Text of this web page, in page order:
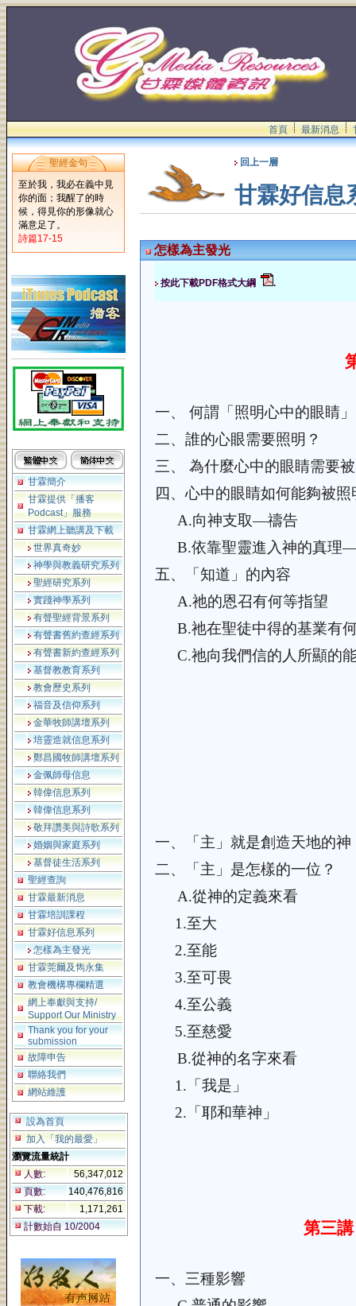
首頁 最新消息
聖經金句
至於我，我必在義中見
你的面；我醒了的時
候，得見你的形像就心
滿意足了。
詩篇17-15
甘霖簡介
甘霖提供「播客
Podcast」服務
甘霖網上聽講及下載
世界真奇妙
神學與教義研究系列
聖經研究系列
實踐神學系列
有聲聖經背景系列
有聲書舊約查經系列
有聲書新約查經系列
基督教教育系列
教會歷史系列
福音及信仰系列
金華牧師講壇系列
培靈造就信息系列
鄭昌國牧師講壇系列
金佩師母信息
韓偉信息系列
韓偉信息系列
敬拜讚美與詩歌系列
婚姻與家庭系列
基督徒生活系列
聖經查詢
甘霖最新消息
甘霖培訓課程
甘霖好信息系列
怎樣為主發光
甘霖莞爾及雋永集
教會機構專欄精選
網上奉獻與支持/
Support Our Ministry
Thank you for your
submission
故障申告
聯絡我們
網站維護
設為首頁
加入「我的最愛」
瀏覽流量統計
人數:
56,347,012
頁數:
140,476,816
下載:
1,171,261
計數始自 10/2004
回上一層
甘霖好信息
怎樣為主發光
按此下載PDF格式大綱 .
一、
何謂「照明心中的眼睛
二、 誰的心眼需要照明？
三、
為什麼心中的眼睛需要
四、心中的眼睛如何能夠被照
A.向神支取—禱告
B.依靠聖靈進入神的真理
五、
「知道」的內容
A.祂的恩召有何等指望
B.祂在聖徒中得的基業有
C.祂向我們信的人所顯的
一、
「主」就是創造天地的神
二、
「主」是怎樣的一位？
A.從神的定義來看
1.至大
2.至能
3.至可畏
4.至公義
5.至慈愛
B.從神的名字來看
1. 「我是」
2. 「耶和華神」
第三
一、 三種影響